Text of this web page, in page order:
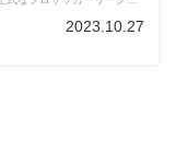
2023.10.27